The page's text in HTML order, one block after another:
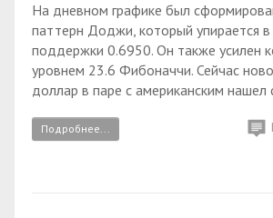
На дневном графике был
паттерн Доджи, который упирается в
поддержки 0.6950. Он также усилен
уровнем 23.6 Фибоначчи. Сейчас
доллар в паре с американским нашел
Подробнее...